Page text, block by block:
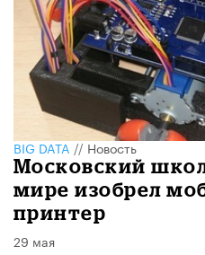
BIG DATA//Новость
Московский
мире изобрел
принтер
29 мая